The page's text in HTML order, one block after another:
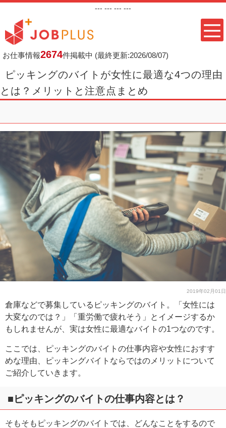
--- --- --- ---
お仕事情報2674件掲載中 (最終更新:2026/08/07)
ピッキングのバイトが女性に最適な4つの理由
とは？メリットと注意点まとめ
2019年02月01日
倉庫などで募集しているピッキングのバイト。「女性には
大変なのでは？」「重労働で疲れそう」とイメージするか
もしれませんが、実は女性に最適なバイトの1つなのです。
ここでは、ピッキングのバイトの仕事内容や女性におすす
めな理由、ピッキングバイトならではのメリットについて
ご紹介していきます。
■ピッキングのバイトの仕事内容とは？
そもそもピッキングのバイトでは、どんなことをするので